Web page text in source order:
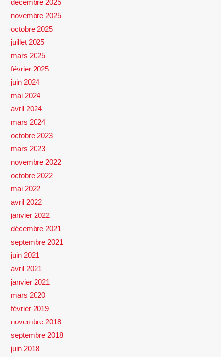
décembre 2025
novembre 2025
octobre 2025
juillet 2025
mars 2025
février 2025
juin 2024
mai 2024
avril 2024
mars 2024
octobre 2023
mars 2023
novembre 2022
octobre 2022
mai 2022
avril 2022
janvier 2022
décembre 2021
septembre 2021
juin 2021
avril 2021
janvier 2021
mars 2020
février 2019
novembre 2018
septembre 2018
juin 2018